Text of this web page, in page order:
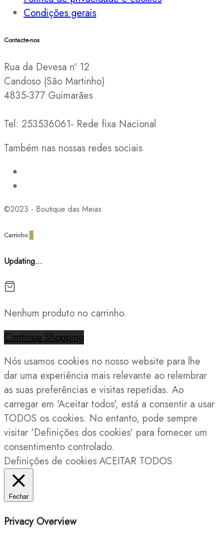
Condições gerais
Contacte-nos
Rua da Devesa nº 12
Candoso (São Martinho)
4835-377 Guimarães
Tel: 253536061- Rede fixa Nacional
Também nas nossas redes sociais
©2023 - Boutique das Meias
Carrinho
Updating…
Nenhum produto no carrinho.
Continue Shopping
Nós usamos cookies no nosso website para lhe
dar uma experiência mais relevante ao relembrar
as suas preferências e visitas repetidas. Ao
carregar em 'Aceitar todos', está a consentir a usar
TODOS os cookies. No entanto, pode sempre
visitar 'Definições dos cookies' para fornecer um
consentimento controlado.
Definições de cookiesACEITAR TODOS
Fechar
Privacy Overview